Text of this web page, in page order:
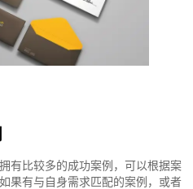
有比较多的成功案例，可以根据案
果有与自身需求匹配的案例，或者